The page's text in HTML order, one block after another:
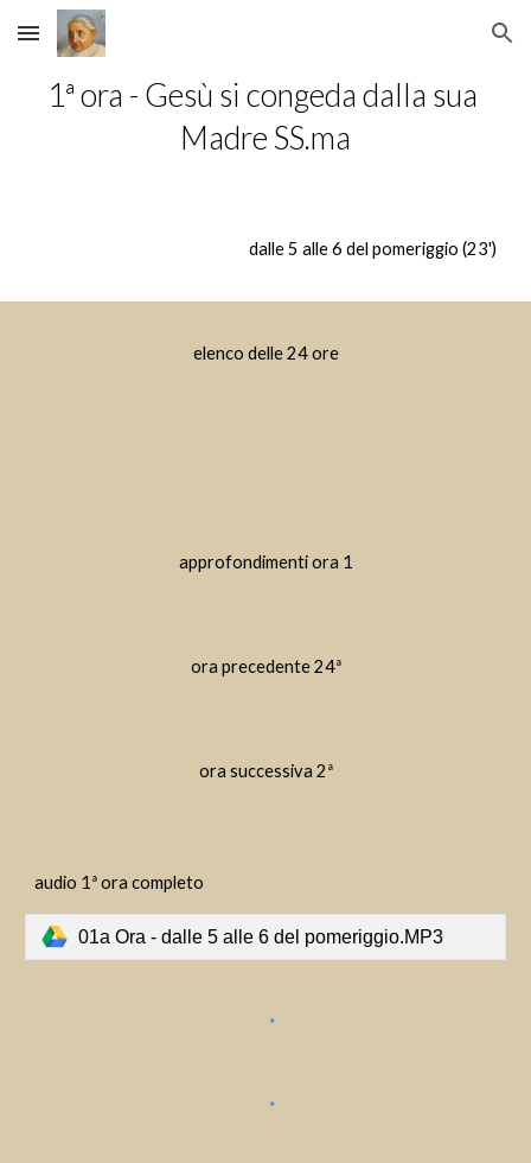
Skip to main content Skip to navigation
1ª ora - Gesù si congeda dalla sua
Madre SS.ma
dalle 5 alle 6 del pomeriggio (23')
elenco delle 24 ore
approfondimenti ora 1
ora precedente 24ª
ora successiva 2ª
audio 1ª ora completo
01a Ora - dalle 5 alle 6 del pomeriggio.MP3